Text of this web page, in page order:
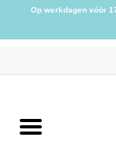
Home
Op werkdagen vóór